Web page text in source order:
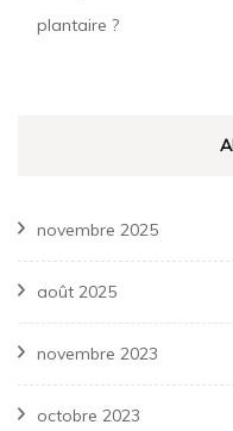
plantaire ?
novembre 2025
août 2025
novembre 2023
octobre 2023